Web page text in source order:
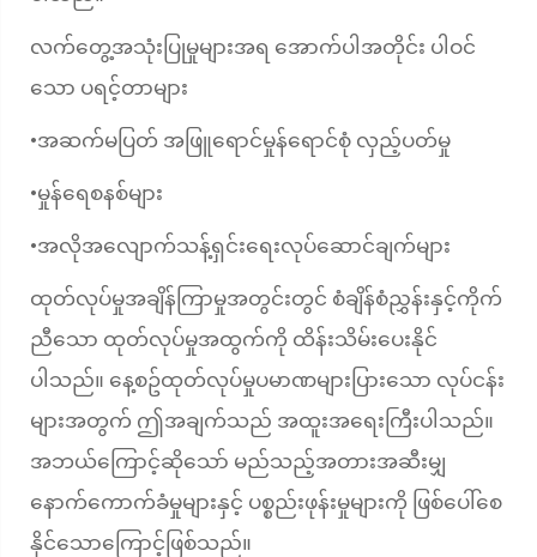
လက်တွေ့အသုံးပြုမှုများအရ အောက်ပါအတိုင်း ပါဝင်
သော ပရင့်တာများ
•အဆက်မပြတ် အဖြူရောင်မှုန်ရောင်စုံ လှည့်ပတ်မှု
•မှုန်ရေစနစ်များ
•အလိုအလျောက်သန့်ရှင်းရေးလုပ်ဆောင်ချက်များ
ထုတ်လုပ်မှုအချိန်ကြာမှုအတွင်းတွင် စံချိန်စံညွှန်းနှင့်ကိုက်
ညီသော ထုတ်လုပ်မှုအထွက်ကို ထိန်းသိမ်းပေးနိုင်
ပါသည်။ နေ့စဥ်ထုတ်လုပ်မှုပမာဏများပြားသော လုပ်ငန်း
များအတွက် ဤအချက်သည် အထူးအရေးကြီးပါသည်။
အဘယ်ကြောင့်ဆိုသော် မည်သည့်အတားအဆီးမျှ
နောက်ကောက်ခံမှုများနှင့် ပစ္စည်းဖုန်းမှုများကို ဖြစ်ပေါ်စေ
နိုင်သောကြောင့်ဖြစ်သည်။